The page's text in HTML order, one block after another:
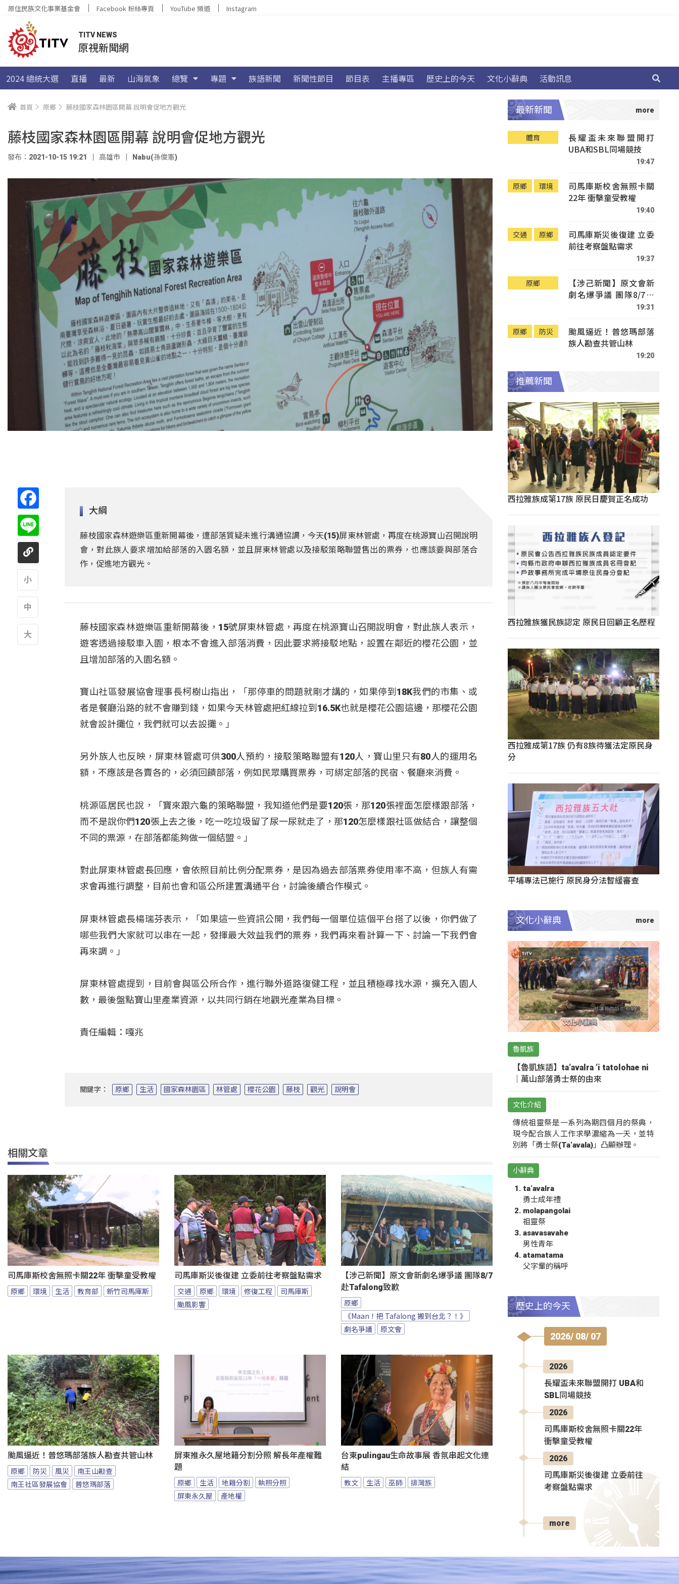
原住民族文化事業基金會 Facebook 粉絲專頁 YouTube 頻道 Instagram
TITV NEWS
原視新聞網
2024 總統大選 直播 最新 山海氣象 總覽 專題 族語新聞 新聞性節目 節目表 主播專區 歷史上的今天 文化小辭典 活動訊息
首頁 原鄉 藤枝國家森林園區開幕 說明會促地方觀光
藤枝國家森林園區開幕 說明會促地方觀光
發布：2021-10-15 19:21 高雄市 Nabu(孫俊憲)
大綱
藤枝國家森林遊樂區重新開幕後，遭部落質疑未進行溝通協調，今天(15)屏東林管處，再度在桃源寶山召開說明
會，對此族人要求增加給部落的入園名額，並且屏東林管處以及接駁策略聯盟售出的票券，也應該要與部落合
作，促進地方觀光。
藤枝國家森林遊樂區重新開幕後，15號屏東林管處，再度在桃源寶山召開說明會，對此族人表示，
遊客透過接駁車入園，根本不會進入部落消費，因此要求將接駁地點，設置在鄰近的櫻花公園，並
且增加部落的入園名額。
寶山社區發展協會理事長柯樹山指出，「那停車的問題就剛才講的，如果停到18K我們的市集、或
者是餐廳沿路的就不會賺到錢，如果今天林管處把紅線拉到16.5K也就是櫻花公園這邊，那櫻花公園
就會設計攤位，我們就可以去設攤。」
另外族人也反映，屏東林管處可供300人預約，接駁策略聯盟有120人，寶山里只有80人的運用名
額，不應該是各賣各的，必須回饋部落，例如民眾購買票券，可綁定部落的民宿、餐廳來消費。
桃源區居民也說，「寶來跟六龜的策略聯盟，我知道他們是要120張，那120張裡面怎麼樣跟部落，
而不是說你們120張上去之後，吃一吃垃圾留了尿一尿就走了，那120怎麼樣跟社區做結合，讓整個
不同的票源，在部落都能夠做一個結盟。」
對此屏東林管處長回應，會依照目前比例分配票券，是因為過去部落票券使用率不高，但族人有需
求會再進行調整，目前也會和區公所建置溝通平台，討論後續合作模式。
屏東林管處長楊瑞芬表示，「如果這一些資訊公開，我們每一個單位這個平台搭了以後，你們做了
哪些我們大家就可以串在一起，發揮最大效益我們的票券，我們再來看計算一下、討論一下我們會
再來調。」
屏東林管處提到，目前會與區公所合作，進行聯外道路復健工程，並且積極尋找水源，擴充入園人
數，最後盤點寶山里產業資源，以共同行銷在地觀光產業為目標。
責任編輯：嘎兆
關鍵字： 原鄉 生活 國家森林園區 林管處 櫻花公園 藤枝 觀光 說明會
相關文章
司馬庫斯校舍無照卡關22年 衝擊童受教權
原鄉 環境 生活 教育部 新竹司馬庫斯
司馬庫斯災後復建 立委前往考察盤點需求
交通 原鄉 環境 修復工程
司馬庫斯
颱風影響
【涉己新聞】原文會新劇名爆爭議 團隊8/7
赴Tafalong致歉
原鄉
《Maan！把 Tafalong 搬到台北？！》
劇名爭議
原文會
颱風逼近！普悠瑪部落族人勘查共管山林
原鄉 防災 風災
南王山勘查
南王社區發展協會
普悠瑪部落
屏東推永久屋地籍分割分照 解長年產權難
題
原鄉 生活 地籍分割
執照分照
屏東永久屋
產地權
台東pulingau生命故事展 香氛串起文化連
結
教文 生活 巫師 排灣族
最新新聞
體育
長耀盃未來聯盟開打
UBA和SBL同場競技
19:47
原鄉 環境
司馬庫斯校舍無照卡關
22年 衝擊童受教權
19:40
交通 原鄉
司馬庫斯災後復建 立委
前往考察盤點需求
19:37
原鄉
【涉己新聞】原文會新
劇名爆爭議 團隊8/7赴
19:31
原鄉 防災
颱風逼近！普悠瑪部落
族人勘查共管山林
19:20
推薦新聞
西拉雅族成第17族 原民日慶賀正名成功
西拉雅族獲民族認定 原民日回顧正名歷程
西拉雅成第17族 仍有8族待獲法定原民身
分
平埔專法已施行 原民身分法暫緩審查
文化小辭典
魯凱族
【魯凱族語】ta‘avalra ‘i tatolohae ni
｜萬山部落勇士祭的由來
文化介紹
傳統祖靈祭是一系列為期四個月的祭典，
現今配合族人工作求學濃縮為一天，並特
別將「勇士祭(Ta‘avala)」凸顯辦理。
小辭典
ta‘avalra
勇士成年禮
molapangolai
祖靈祭
asavasavahe
男性青年
atamatama
父字輩的稱呼
歷史上的今天
2026/ 08/ 07
2026
長耀盃未來聯盟開打 UBA和
SBL同場競技
2026
司馬庫斯校舍無照卡關22年
衝擊童受教權
2026
司馬庫斯災後復建 立委前往
考察盤點需求
more